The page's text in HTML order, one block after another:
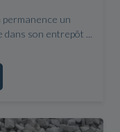
un
son entrepôt ...